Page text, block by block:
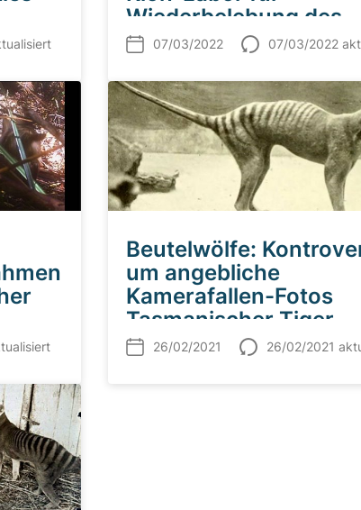
Wiederbelebung des
Tasmanischen Tigers
07/03/2022 07/03/2022
Beutelwölfe:
um angebliche
Kamerafallen-Fotos
Tasmanischer Tiger
26/02/2021 26/02/2021